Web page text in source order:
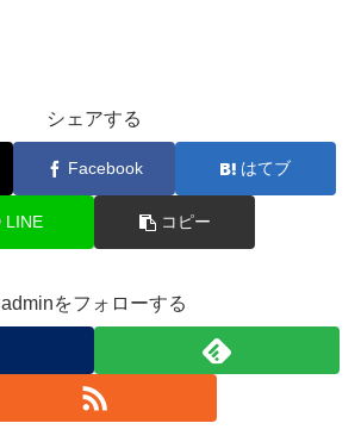
シェアする
Facebook はてブ
LINE コピー
adminをフォローする